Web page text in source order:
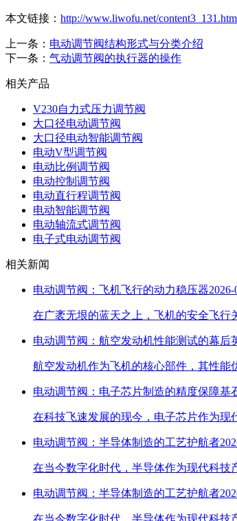
本文链接： http://www.liwofu.net/content3_131.htm
上一条： 电动调节阀结构形式与分类介绍
下一条： 气动调节阀的执行器的操作
相关产品
V230自力式压力调节阀
大口径电动调节阀
大口径电动智能调节阀
电动V型调节阀
电动比例调节阀
电动控制调节阀
电动直行程调节阀
电动智能调节阀
电动轴流式调节阀
电子式电动调节阀
相关新闻
电动调节阀：飞机飞行的动力稳压器2026-
在广袤无垠的蓝天之上，飞机的安全飞
电动调节阀：航空发动机性能测试的幕后
航空发动机作为飞机的核心部件，其性
电动调节阀：电子芯片制造的精度保障基
在科技飞速发展的现今，电子芯片作为
电动调节阀：半导体制造的工艺护航者
在当今数字化时代，半导体作为现代科
电动调节阀：半导体制造的工艺护航者